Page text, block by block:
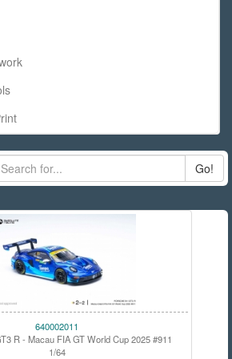
Go!
640002011
R - Macau FIA GT World Cup 2025 #911
1/64